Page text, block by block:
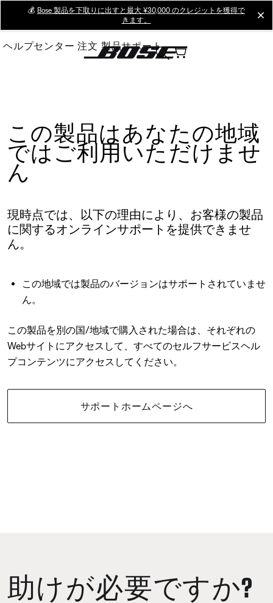
Main
💰 Bose 製品を下取りに出すと最大 ¥30,000 のクレジットを獲得で
きます。
ヘルプセンター 注文 製品サポート
この製品はあなたの地域
ではご利用いただけませ
ん
現時点では、以下の理由により、お客様の製品
に関するオンラインサポートを提供できませ
ん。
この地域では製品のバージョンはサポートされていませ
ん。
この製品を別の国/地域で購入された場合は、それぞれの
Webサイトにアクセスして、すべてのセルフサービスヘル
プコンテンツにアクセスしてください。
サポートホームページへ
助けが必要ですか?